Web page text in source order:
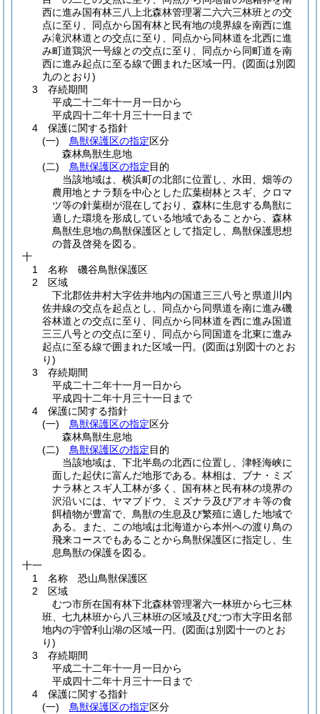
西に進み国有林三八上北森林管理署二六六三林班との交
点に至り、同点から国有林と民有地の境界線を南西に進
み滝沢林道との交点に至り、同点から同林道を北西に進
み町道鶏沢一号線との交点に至り、同点から同町道を南
西に進み起点に至る線で囲まれた区域一円。 (図面は別図
九のとおり)
3 存続期間
平成二十二年十一月一日から
平成四十二年十月三十一日まで
4 保護に関する指針
(一)
鳥獣保護区の指定区分
森林鳥獣生息地
(二)
鳥獣保護区の指定目的
当該地域は、横浜町の北部に位置し、水田、畑等の
農用地とナラ類を中心とした広葉樹林とスギ、クロマ
ツ等の針葉樹が混在しており、森林に生息する鳥獣に
適した環境を形成している地域であることから、森林
鳥獣生息地の鳥獣保護区として指定し、鳥獣保護思想
の普及啓発を図る。
十
1 名称 磯谷鳥獣保護区
2 区域
下北郡佐井村大字佐井地内の国道三三八号と県道川内
佐井線の交点を起点とし、同点から同県道を南に進み磯
谷林道との交点に至り、同点から同林道を西に進み国道
三三八号との交点に至り、同点から同国道を北東に進み
起点に至る線で囲まれた区域一円。 (図面は別図十のとお
り)
3 存続期間
平成二十二年十一月一日から
平成四十二年十月三十一日まで
4 保護に関する指針
(一)
鳥獣保護区の指定区分
森林鳥獣生息地
(二)
鳥獣保護区の指定目的
当該地域は、下北半島の北西に位置し、津軽海峡に
面した起伏に富んだ地形である。林相は、ブナ・ミズ
ナラ林とスギ人工林が多く、国有林と民有林の境界の
沢沿いには、ヤマブドウ、ミズナラ及びアオキ等の食
餌植物が豊富で、鳥獣の生息及び繁殖に適した地域で
ある。また、この地域は北海道から本州への渡り鳥の
飛来コースでもあることから鳥獣保護区に指定し、生
息鳥獣の保護を図る。
十一
1 名称 恐山鳥獣保護区
2 区域
むつ市所在国有林下北森林管理署六一林班から七三林
班、七九林班から八三林班の区域及びむつ市大字田名部
地内の宇曽利山湖の区域一円。 (図面は別図十一のとお
り)
3 存続期間
平成二十二年十一月一日から
平成四十二年十月三十一日まで
4 保護に関する指針
(一)
鳥獣保護区の指定区分